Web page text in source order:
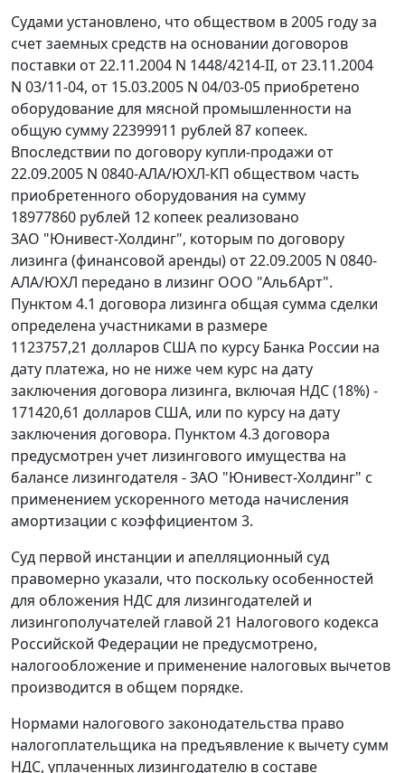
Судами установлено, что обществом в 2005 году за
счет заемных средств на основании договоров
поставки от 22.11.2004 N 1448/4214-II, от 23.11.2004
N 03/11-04, от 15.03.2005 N 04/03-05 приобретено
оборудование для мясной промышленности на
общую сумму 22399911 рублей 87 копеек.
Впоследствии по договору купли-продажи от
22.09.2005 N 0840-АЛА/ЮХЛ-КП обществом часть
приобретенного оборудования на сумму
18977860 рублей 12 копеек реализовано
ЗАО "Юнивест-Холдинг", которым по договору
лизинга (финансовой аренды) от 22.09.2005 N 0840-
АЛА/ЮХЛ передано в лизинг ООО "АльбАрт".
Пунктом 4.1 договора лизинга общая сумма сделки
определена участниками в размере
1123757,21 долларов США по курсу Банка России на
дату платежа, но не ниже чем курс на дату
заключения договора лизинга, включая НДС (18%) -
171420,61 долларов США, или по курсу на дату
заключения договора. Пунктом 4.3 договора
предусмотрен учет лизингового имущества на
балансе лизингодателя - ЗАО "Юнивест-Холдинг" с
применением ускоренного метода начисления
амортизации с коэффициентом 3.
Суд первой инстанции и апелляционный суд
правомерно указали, что поскольку особенностей
для обложения НДС для лизингодателей и
лизингополучателей главой 21 Налогового кодекса
Российской Федерации не предусмотрено,
налогообложение и применение налоговых вычетов
производится в общем порядке.
Нормами налогового законодательства право
налогоплательщика на предъявление к вычету сумм
НДС, уплаченных лизингодателю в составе